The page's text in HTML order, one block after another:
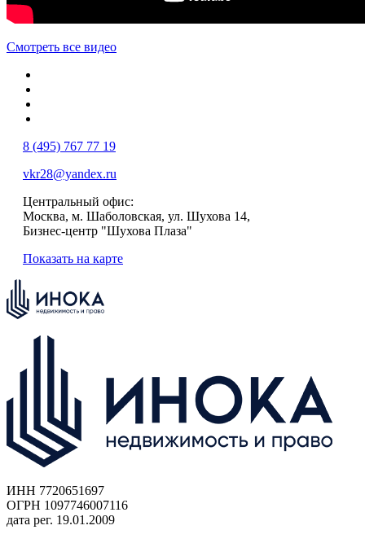
Смотреть все видео
8 (495) 767 77 19
vkr28@yandex.ru
Центральный офис:
Москва, м. Шаболовская, ул. Шухова 14,
Бизнес-центр "Шухова Плаза"
Показать на карте
ИНН 7720651697
ОГРН 1097746007116
дата рег. 19.01.2009